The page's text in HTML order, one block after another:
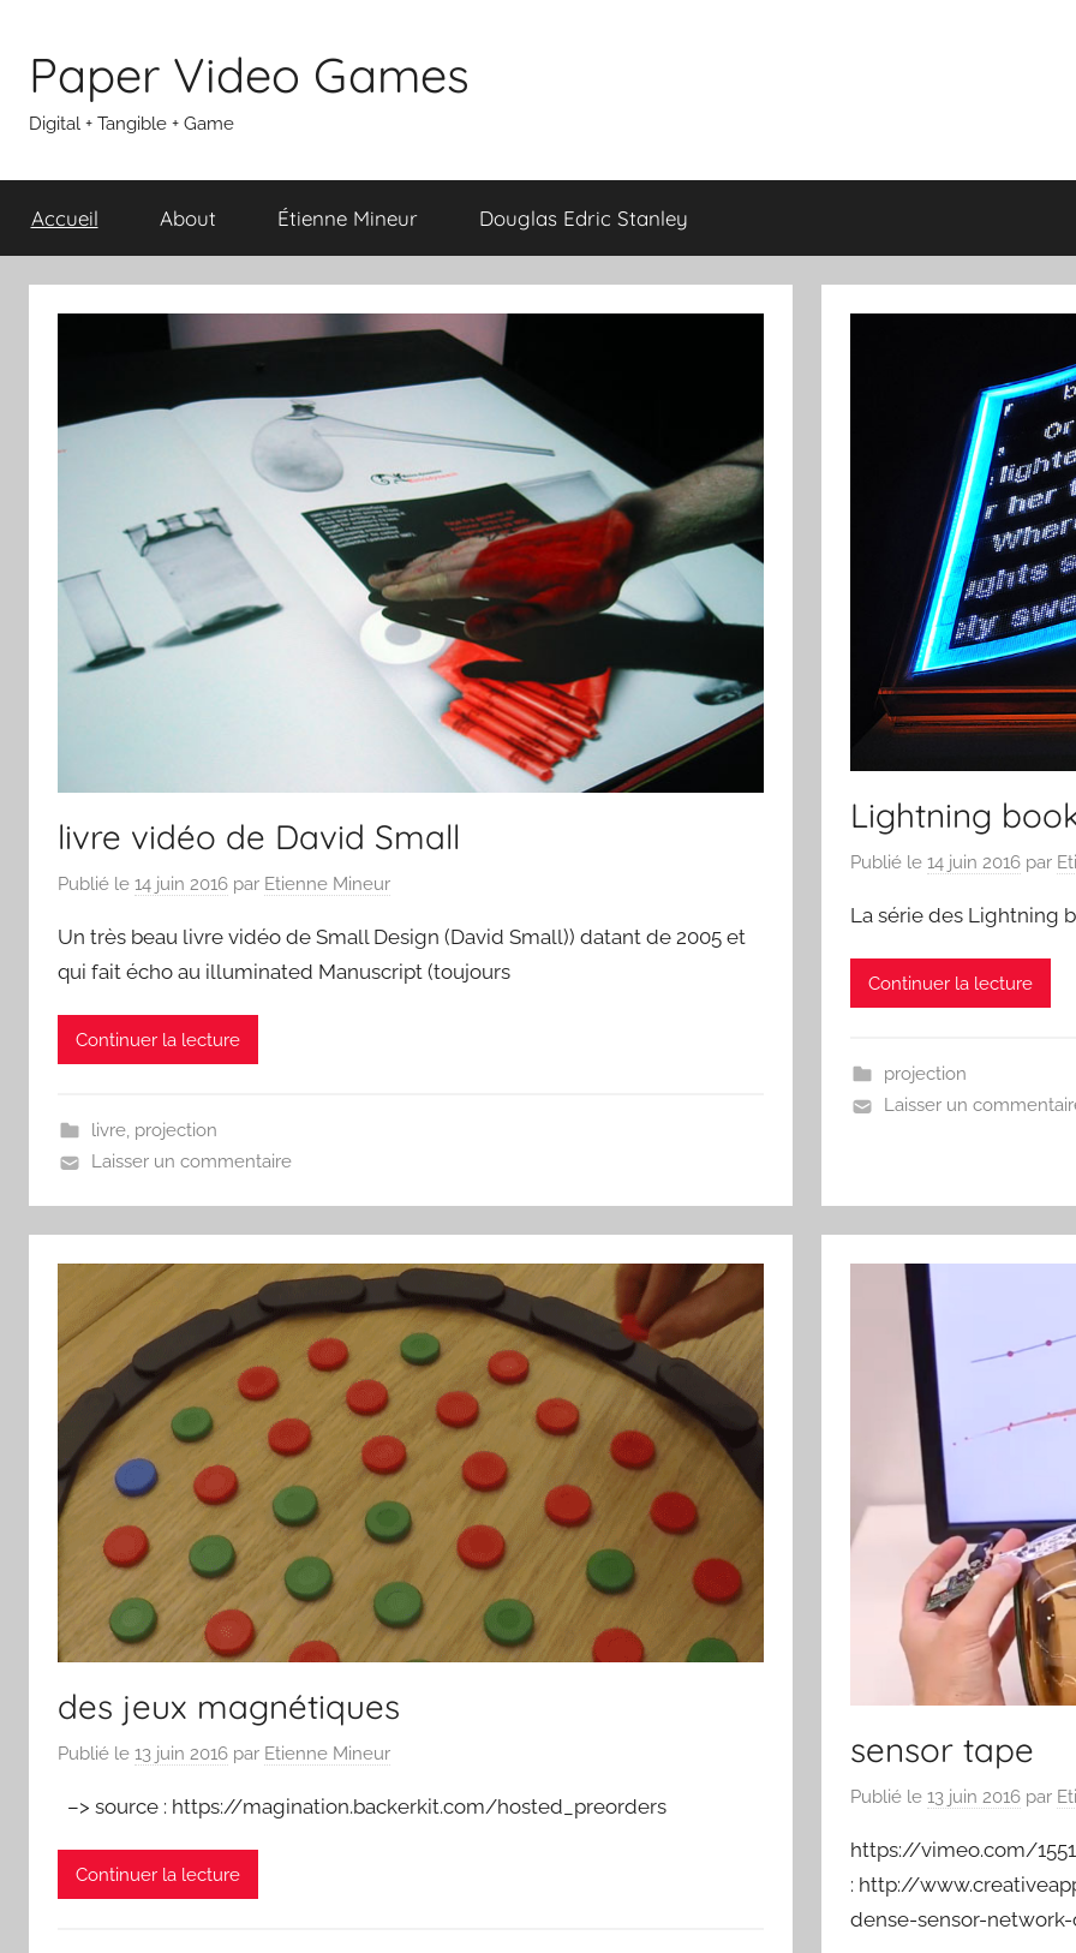
contenu
Paper Video Games
Digital + Tangible + Game
Accueil About Étienne Mineur Douglas Edric Stanley
livre vidéo de David Small
Publié le 14 juin 2016 par Etienne Mineur
Un très beau livre vidéo de Small Design (David Small)) datant de 2005 et
qui fait écho au illuminated Manuscript (toujours
Continuer la lecture
livre, projection
Laisser un commentaire
Lightning
Publié le 14 juin 2016 par
La série des Lightning
Continuer la lecture
projection
Laisser un
des jeux magnétiques
Publié le 13 juin 2016 par Etienne Mineur
–> source : https://magination.backerkit.com/hosted_preorders
Continuer la lecture
sensor tape
Publié le 13 juin 2016 par
https://vimeo.com/
: http://
dense-sensor-